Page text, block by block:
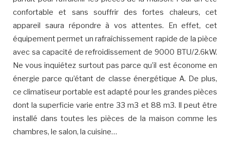
confortable et sans souffrir des fortes chaleurs, cet
appareil saura répondre à vos attentes. En effet, cet
équipement permet un rafraîchissement rapide de la pièce
avec sa capacité de refroidissement de 9000 BTU/2.6kW.
Ne vous inquiétez surtout pas parce qu’il est économe en
énergie parce qu’étant de classe énergétique A. De plus,
ce climatiseur portable est adapté pour les grandes pièces
dont la superficie varie entre 33 m3 et 88 m3. Il peut être
installé dans toutes les pièces de la maison comme les
chambres, le salon, la cuisine…